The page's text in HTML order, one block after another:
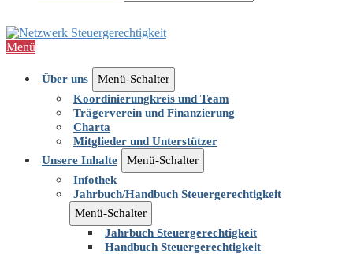
Menü
Über uns
Menü-Schalter
Koordinierungkreis und Team
Trägerverein und Finanzierung
Charta
Mitglieder und Unterstützer
Unsere Inhalte
Menü-Schalter
Infothek
Jahrbuch/Handbuch Steuergerechtigkeit
Menü-Schalter
Jahrbuch Steuergerechtigkeit
Handbuch Steuergerechtigkeit